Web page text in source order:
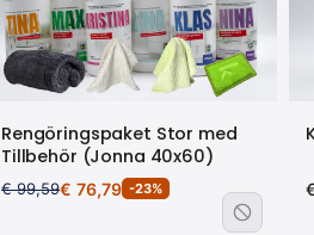
Rengöringspaket Stor med
Tillbehör (Jonna 40x60)
€ 99,59€ 76,79 -23%